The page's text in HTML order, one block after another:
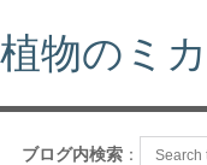
植物のミ
ブログ内検索 ：